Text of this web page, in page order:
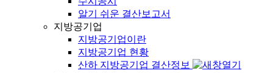
알기 쉬운 결산보고서
지방공기업
지방공기업이란
지방공기업 현황
산하 지방공기업 결산정보